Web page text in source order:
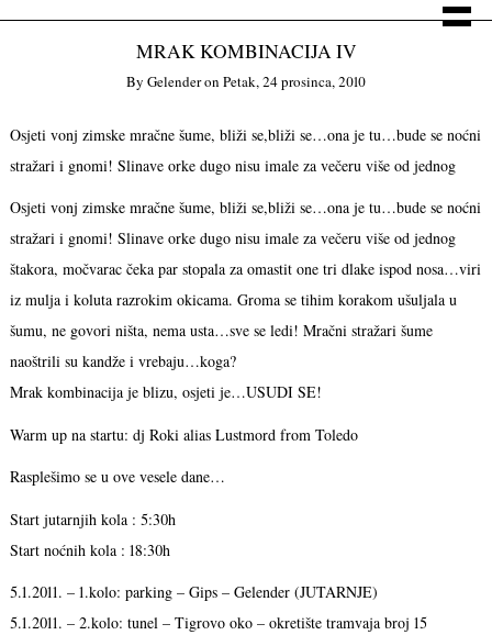
MRAK KOMBINACIJA IV
By Gelenderon Petak, 24 prosinca, 2010
Osjeti vonj zimske mračne šume, bliži se,bliži se…ona je tu…bude se noćni
stražari i gnomi! Slinave orke dugo nisu imale za večeru više od jednog
Osjeti vonj zimske mračne šume, bliži se,bliži se…ona je tu…bude se noćni
stražari i gnomi! Slinave orke dugo nisu imale za večeru više od jednog
štakora, močvarac čeka par stopala za omastit one tri dlake ispod nosa…viri
iz mulja i koluta razrokim okicama. Groma se tihim korakom ušuljala u
šumu, ne govori ništa, nema usta…sve se ledi! Mračni stražari šume
naoštrili su kandže i vrebaju…koga?
Mrak kombinacija je blizu, osjeti je…USUDI SE!
Warm up na startu: dj Roki alias Lustmord from Toledo
Rasplešimo se u ove vesele dane…
Start jutarnjih kola : 5:30h
Start noćnih kola : 18:30h
5.1.2011. – 1.kolo: parking – Gips – Gelender (JUTARNJE)
5.1.2011. – 2.kolo: tunel – Tigrovo oko – okretište tramvaja broj 15